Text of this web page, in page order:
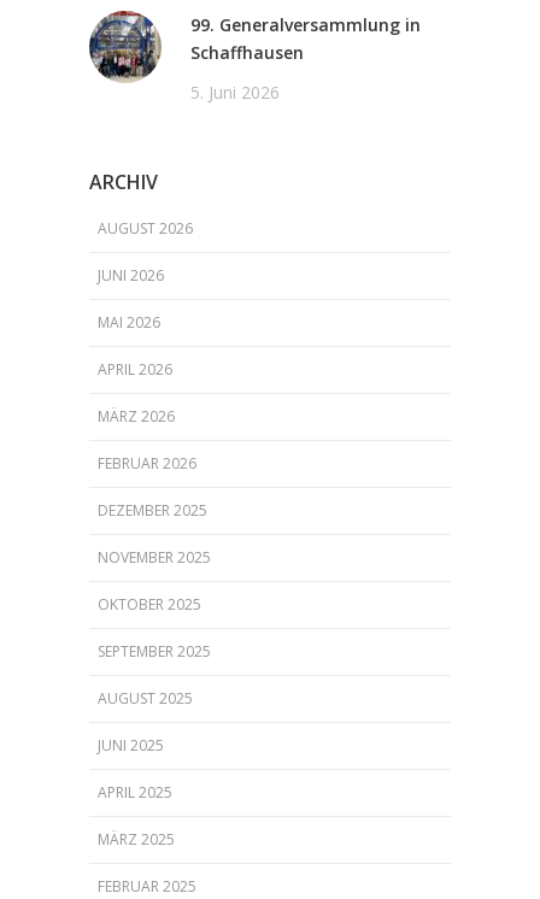
99. Generalversammlung in
Schaffhausen
5. Juni 2026
ARCHIV
AUGUST 2026
JUNI 2026
MAI 2026
APRIL 2026
MÄRZ 2026
FEBRUAR 2026
DEZEMBER 2025
NOVEMBER 2025
OKTOBER 2025
SEPTEMBER 2025
AUGUST 2025
JUNI 2025
APRIL 2025
MÄRZ 2025
FEBRUAR 2025